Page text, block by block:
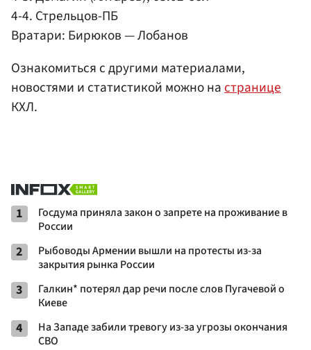
4-4. Стрельцов-ПБ
Вратари: Бирюков — Лобанов
Ознакомиться с другими материалами,
новостями и статистикой можно настранице
КХЛ.
1
Госдума приняла закон о запрете на проживание в
России
2
Рыбоводы Армении вышли на протесты из-за
закрытия рынка России
3
Галкин* потерял дар речи после слов Пугачевой о
Киеве
4
На Западе забили тревогу из-за угрозы окончания
СВО